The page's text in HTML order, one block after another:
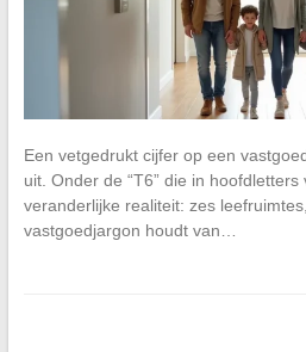
Een vetgedrukt cijfer op een
uit. Onder de “T6” die in
veranderlijke realiteit: zes
vastgoedjargon houdt van…